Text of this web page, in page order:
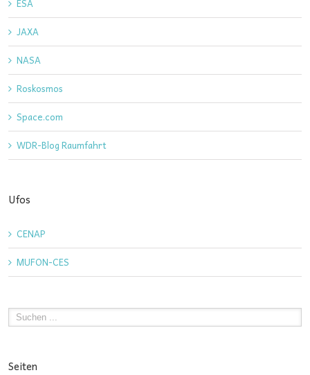
ESA
JAXA
NASA
Roskosmos
Space.com
WDR-Blog Raumfahrt
Ufos
CENAP
MUFON-CES
Seiten